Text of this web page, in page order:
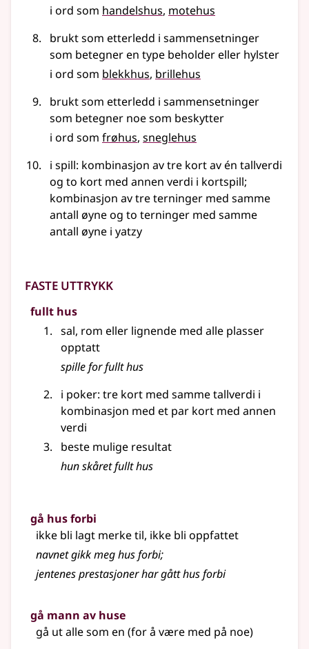
i ord som handelshus motehus
brukt som etterledd i sammensetninger
som betegner en type beholder eller hylster
i ord som blekkhus brillehus
brukt som etterledd i sammensetninger
som betegner noe som beskytter
i ord som frøhus sneglehus
i spill: kombinasjon av tre kort av én tallverdi
og to kort med annen verdi i kortspill;
kombinasjon av tre terninger med samme
antall øyne og to terninger med samme
antall øyne i yatzy
Faste uttrykk
fullt hus
sal, rom eller lignende med alle plasser
opptatt
spille for fullt hus
i poker: tre kort med samme tallverdi i
kombinasjon med et par kort med annen
verdi
beste mulige resultat
hun skåret fullt hus
gå hus forbi
ikke bli lagt merke til, ikke bli oppfattet
navnet gikk meg hus forbi;
jentenes prestasjoner har gått hus forbi
gå mann av huse
gå ut alle som en (for å være med på noe)